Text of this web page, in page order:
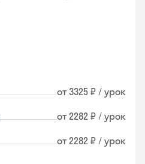
от 3325 ₽ / урок
от 2282 ₽ / урок
от 2282 ₽ / урок